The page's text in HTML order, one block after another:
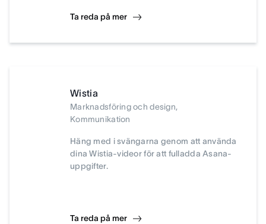
Ta reda på mer
Wistia
Marknadsföring och design,
Kommunikation
Häng med i svängarna genom att använda
dina Wistia-videor för att fulladda Asana-
uppgifter.
Ta reda på mer